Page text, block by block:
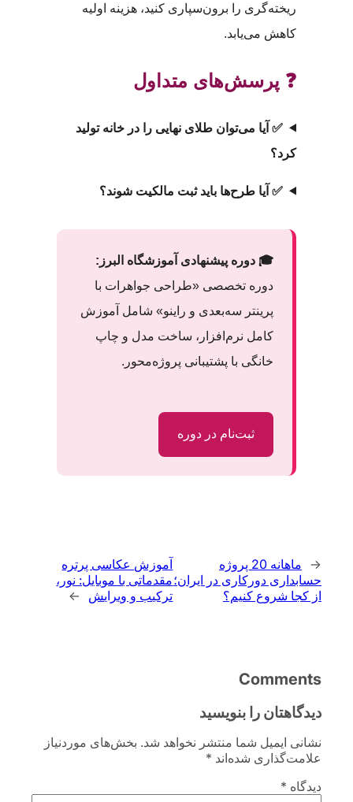
ریخته‌گری را برون‌سپاری کنید، هزینه اولیه
کاهش می‌یابد.
❓ پرسش‌های متداول
✅ آیا می‌توان طلای نهایی را در خانه تولید
کرد؟
✅ آیا طرح‌ها باید ثبت مالکیت شوند؟
🎓 دوره پیشنهادی آموزشگاه البرز:
دوره تخصصی «طراحی جواهرات با
پرینتر سه‌بعدی و راینو» شامل آموزش
کامل نرم‌افزار، ساخت مدل و چاپ
خانگی با پشتیبانی پروژه‌محور.
ثبت‌نام در دوره
←
ماهانه 20 پروژه
حسابداری دورکاری در ایران؛
از کجا شروع کنیم؟
آموزش عکاسی پرتره
مقدماتی با موبایل: نور،
ترکیب و ویرایش
→
Comments
دیدگاهتان را بنویسید
نشانی ایمیل شما منتشر نخواهد شد. بخش‌های موردنیاز
علامت‌گذاری شده‌اند *
دیدگاه *